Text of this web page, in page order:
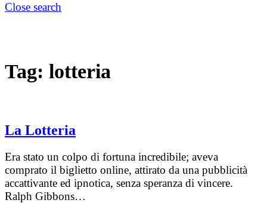
Close search
Tag: lotteria
La Lotteria
Era stato un colpo di fortuna incredibile; aveva
comprato il biglietto online, attirato da una pubblicità
accattivante ed ipnotica, senza speranza di vincere.
Ralph Gibbons…